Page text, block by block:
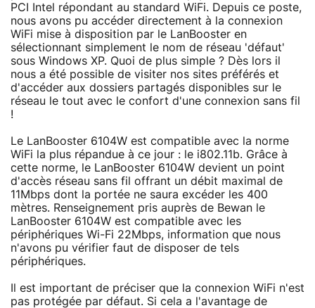
PCI Intel répondant au standard WiFi. Depuis ce poste,
nous avons pu accéder directement à la connexion
WiFi mise à disposition par le LanBooster en
sélectionnant simplement le nom de réseau 'défaut'
sous Windows XP. Quoi de plus simple ? Dès lors il
nous a été possible de visiter nos sites préférés et
d'accéder aux dossiers partagés disponibles sur le
réseau le tout avec le confort d'une connexion sans fil
!
Le LanBooster 6104W est compatible avec la norme
WiFi la plus répandue à ce jour : le i802.11b. Grâce à
cette norme, le LanBooster 6104W devient un point
d'accès réseau sans fil offrant un débit maximal de
11Mbps dont la portée ne saura excéder les 400
mètres. Renseignement pris auprès de Bewan le
LanBooster 6104W est compatible avec les
périphériques Wi-Fi 22Mbps, information que nous
n'avons pu vérifier faut de disposer de tels
périphériques.
Il est important de préciser que la connexion WiFi n'est
pas protégée par défaut. Si cela a l'avantage de